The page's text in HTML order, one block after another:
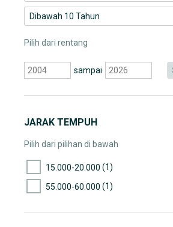
Dibawah 10 Tahun
Pilih dari rentang
sampai
JARAK TEMPUH
Pilih dari pilihan di bawah
15.000-20.000 (1)
55.000-60.000 (1)